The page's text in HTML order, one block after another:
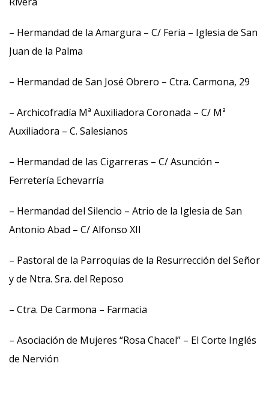
– Hermandad de la Amargura – C/ Feria – Iglesia de San
Juan de la Palma
– Hermandad de San José Obrero – Ctra. Carmona, 29
– Archicofradía Mª Auxiliadora Coronada – C/ Mª
Auxiliadora – C. Salesianos
– Hermandad de las Cigarreras – C/ Asunción –
Ferretería Echevarría
– Hermandad del Silencio – Atrio de la Iglesia de San
Antonio Abad – C/ Alfonso XII
– Pastoral de la Parroquias de la Resurrección del Señor
y de Ntra. Sra. del Reposo
– Ctra. De Carmona – Farmacia
– Asociación de Mujeres “Rosa Chacel” – El Corte Inglés
de Nervión